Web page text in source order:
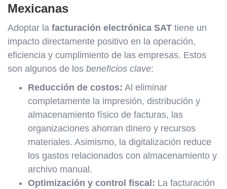
Mexicanas
Adoptar la facturación electrónica SAT tiene un
impacto directamente positivo en la operación,
eficiencia y cumplimiento de las empresas. Estos
son algunos de los beneficios clave:
Reducción de costos: Al eliminar
completamente la impresión, distribución y
almacenamiento físico de facturas, las
organizaciones ahorran dinero y recursos
materiales. Asimismo, la digitalización reduce
los gastos relacionados con almacenamiento y
archivo manual.
Optimización y control fiscal: La facturación